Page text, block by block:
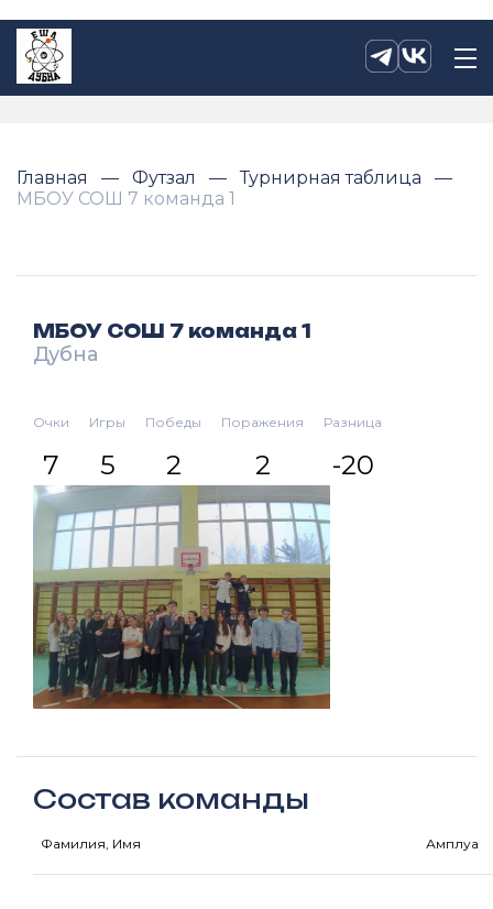
Главная Футзал
Турнирная таблица
МБОУ СОШ 7 команда 1
МБОУ СОШ 7 команда 1
Дубна
Очки
7
Игры
5
Победы
2
Поражения
2
Разница
-20
Состав команды
Фамилия, Имя Амплуа